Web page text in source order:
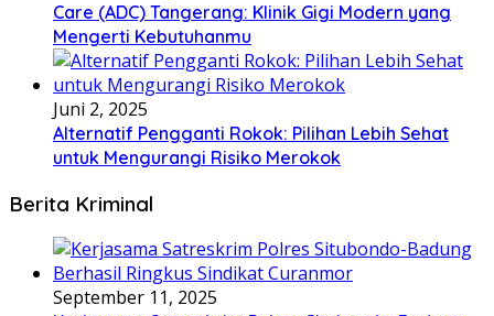
Care (ADC) Tangerang: Klinik Gigi Modern yang
Mengerti Kebutuhanmu
Juni 2, 2025
Alternatif Pengganti Rokok: Pilihan Lebih Sehat
untuk Mengurangi Risiko Merokok
Berita Kriminal
September 11, 2025